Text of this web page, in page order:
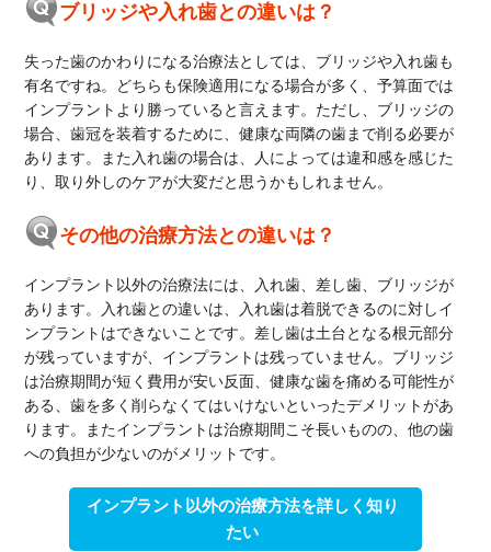
ブリッジや入れ歯との違いは？
失った歯のかわりになる治療法としては、ブリッジや入れ歯も
有名ですね。どちらも保険適用になる場合が多く、予算面では
インプラントより勝っていると言えます。ただし、ブリッジの
場合、歯冠を装着するために、健康な両隣の歯まで削る必要が
あります。また入れ歯の場合は、人によっては違和感を感じた
り、取り外しのケアが大変だと思うかもしれません。
その他の治療方法との違いは？
インプラント以外の治療法には、入れ歯、差し歯、ブリッジが
あります。入れ歯との違いは、入れ歯は着脱できるのに対しイ
ンプラントはできないことです。差し歯は土台となる根元部分
が残っていますが、インプラントは残っていません。ブリッジ
は治療期間が短く費用が安い反面、健康な歯を痛める可能性が
ある、歯を多く削らなくてはいけないといったデメリットがあ
ります。またインプラントは治療期間こそ長いものの、他の歯
への負担が少ないのがメリットです。
インプラント以外の治療方法を詳しく知り
たい